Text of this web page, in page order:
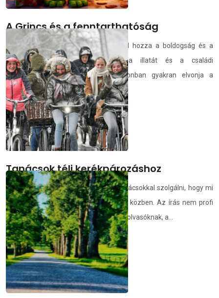
A Grincs és a fenntarthatóság
Az ünnepi időszak érkezése magával hozza a boldogság és a
meghittség érzését, a karácsonyfa illatát és a családi
összejövetelek melegét. Mindez azonban gyakran elvonja a
figyelmünk...
demedia.hu 2025.12.25.
Tanácsok téli kerékpározáshoz
Az alábbi cikkben megpróbálunk jó tanácsokkal szolgálni, hogy mi
mindenre figyelj oda téli kerékpározás közben. Az írás nem profi
kerékpárosoknak szól, hanem az olyan olvasóknak, a...
demedia.hu 2025.12.23.